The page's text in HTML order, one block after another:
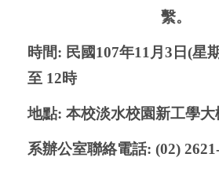
繫。
時間: 民國107年11 月 3 日(星
至 12時
地點: 本校淡水校園新工學大
系辦公室聯絡電話: (02)